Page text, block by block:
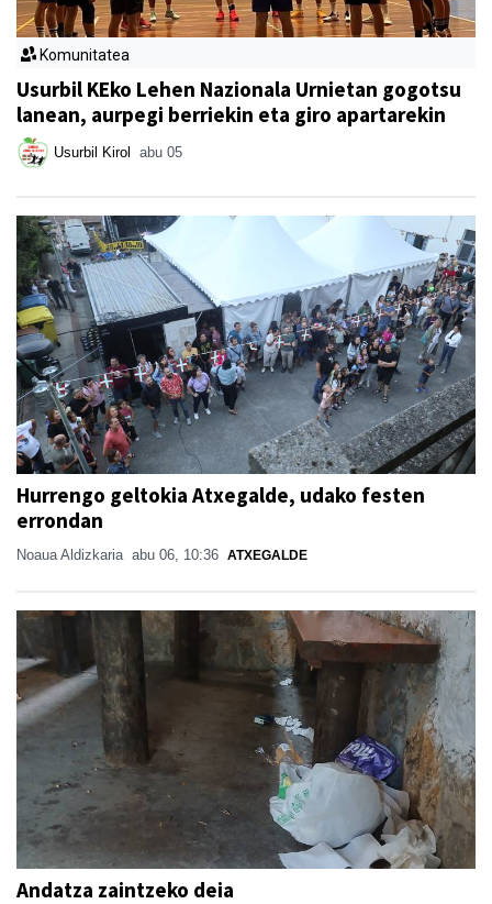
Komunitatea
Usurbil KEko Lehen Nazionala Urnietan gogotsu
lanean, aurpegi berriekin eta giro apartarekin
Usurbil Kirol abu 05
Hurrengo geltokia Atxegalde, udako festen
errondan
Noaua Aldizkaria abu 06, 10:36 ATXEGALDE
Andatza zaintzeko deia